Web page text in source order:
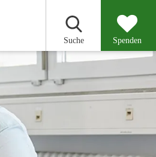
Suche Spenden